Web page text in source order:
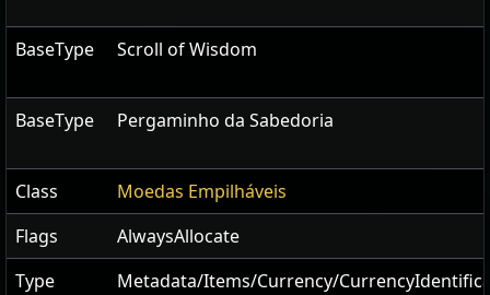
BaseType Scroll of Wisdom
BaseType Pergaminho da Sabedoria
Class
Moedas Empilháveis
Flags
AlwaysAllocate
Type
Metadata/Items/Currency/